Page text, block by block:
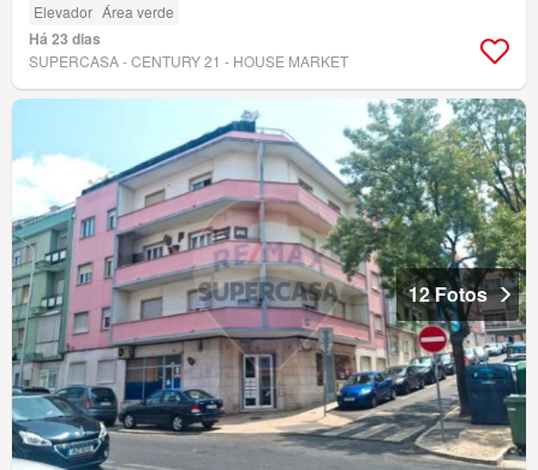
Elevador Área verde
Há 23 dias
SUPERCASA - CENTURY 21 - HOUSE MARKET
12 Fotos